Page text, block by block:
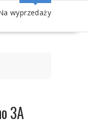
wyprzedaży
3A